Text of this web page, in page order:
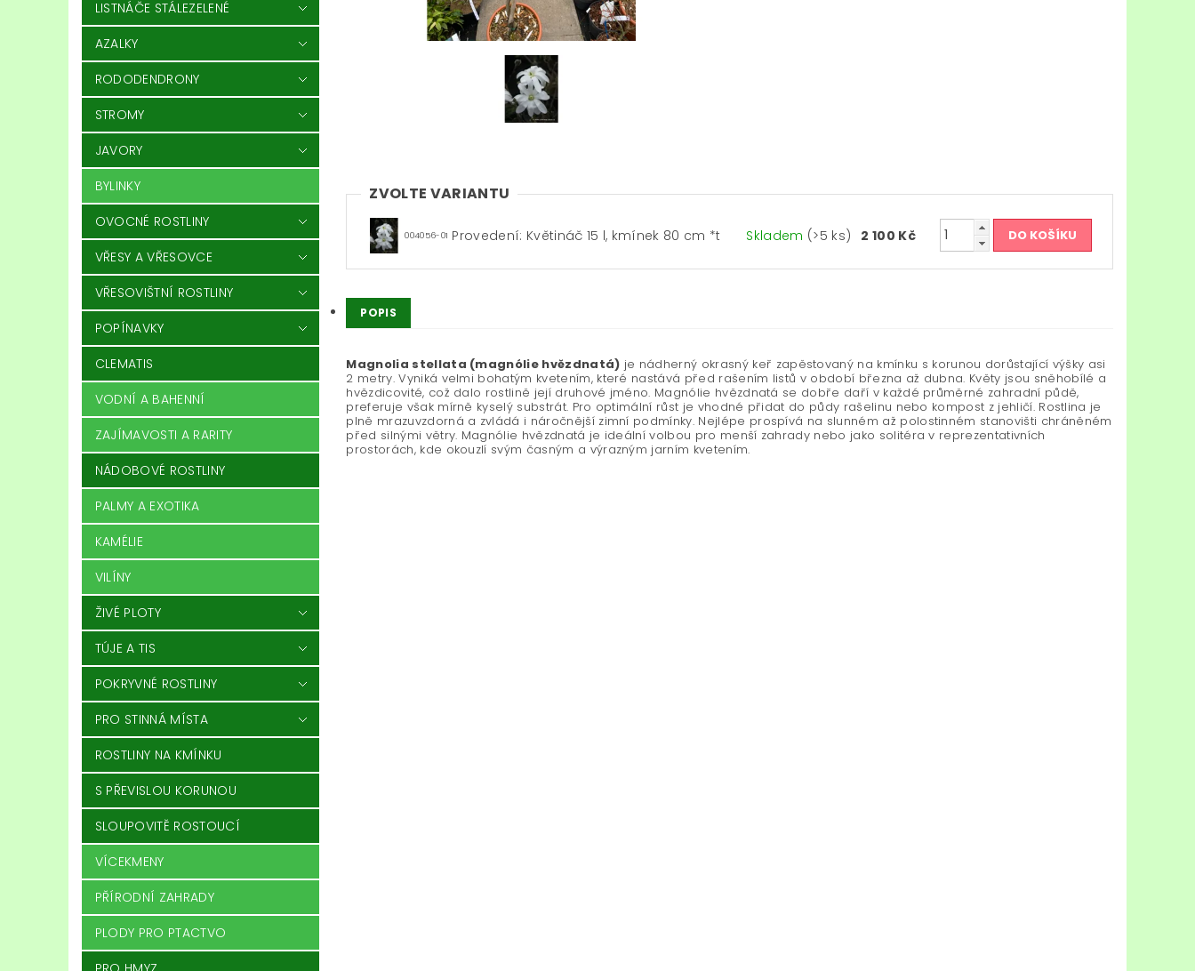
LISTNÁČE STÁLEZELENÉ
AZALKY
RODODENDRONY
STROMY
JAVORY
BYLINKY
OVOCNÉ ROSTLINY
VŘESY A VŘESOVCE
VŘESOVIŠTNÍ ROSTLINY
POPÍNAVKY
CLEMATIS
VODNÍ A BAHENNÍ
ZAJÍMAVOSTI A RARITY
NÁDOBOVÉ ROSTLINY
PALMY A EXOTIKA
KAMÉLIE
VILÍNY
ŽIVÉ PLOTY
TÚJE A TIS
POKRYVNÉ ROSTLINY
PRO STINNÁ MÍSTA
ROSTLINY NA KMÍNKU
S PŘEVISLOU KORUNOU
SLOUPOVITĚ ROSTOUCÍ
VÍCEKMENY
PŘÍRODNÍ ZAHRADY
PLODY PRO PTACTVO
ZVOLTE VARIANTU
004056-01 Provedení: Květináč 15 l, kmínek 80 cm *t Skladem (>5 ks) 2 100 Kč
POPIS
Magnolia stellata (magnólie hvězdnatá) je nádherný okrasný keř zapěstovaný na kmínku s korunou dorůstající výšky asi
2 metry. Vyniká velmi bohatým kvetením, které nastává před rašením listů v období března až dubna. Květy jsou sněhobílé a
hvězdicovité, což dalo rostlině její druhové jméno. Magnólie hvězdnatá se dobře daří v každé průměrné zahradní půdě,
preferuje však mírně kyselý substrát. Pro optimální růst je vhodné přidat do půdy rašelinu nebo kompost z jehličí. Rostlina je
plně mrazuvzdorná a zvládá i náročnější zimní podmínky. Nejlépe prospívá na slunném až polostinném stanovišti chráněném
před silnými větry. Magnólie hvězdnatá je ideální volbou pro menší zahrady nebo jako solitéra v reprezentativních
prostorách, kde okouzlí svým časným a výrazným jarním kvetením.